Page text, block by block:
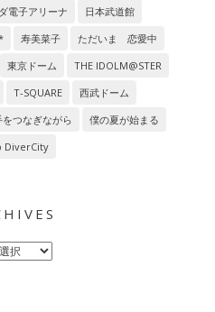
電子アリーナ
日本武道館
寿美菜子
ただいま 恋愛中
東京ドーム
THE IDOLM@STER
T-SQUARE
西武ドーム
をつなぎながら
僕の夏が始まる
DiverCity